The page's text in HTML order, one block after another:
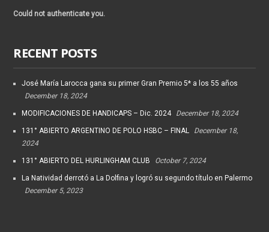
Could not authenticate you.
RECENT POSTS
José María Larocca gana su primer Gran Premio 5* a los 55 años
December 18, 2024
MODIFICACIONES DE HANDICAPS – Dic. 2024 December 18, 2024
131° ABIERTO ARGENTINO DE POLO HSBC – FINAL
December 18,
2024
131° ABIERTO DEL HURLINGHAM CLUB October 7, 2024
La Natividad derrotó a La Dolfina y logró su segundo título en Palermo
December 5, 2023